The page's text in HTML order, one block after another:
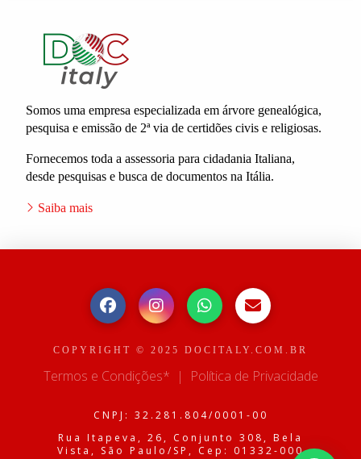
Somos uma empresa especializada em árvore genealógica,
pesquisa e emissão de 2ª via de certidões civis e religiosas.
Fornecemos toda a assessoria para cidadania Italiana,
desde pesquisas e busca de documentos na Itália.
Saiba mais
COPYRIGHT © 2025 DOCITALY.COM.BR
Termos e Condições* | Política de Privacidade
CNPJ: 32.281.804/0001-00
Rua Itapeva, 26, Conjunto 308, Bela
Vista, São Paulo/SP, Cep: 01332-000